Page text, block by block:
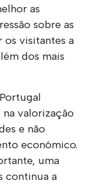
as
sobre as
os visitantes a
dos mais
valorização
e não
económico.
uma
continua a